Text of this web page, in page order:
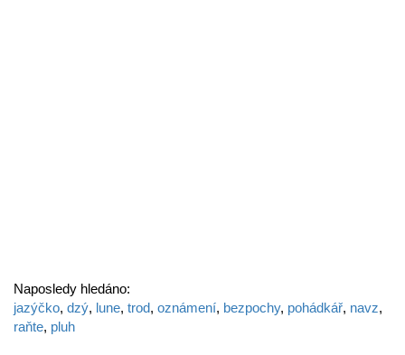
Naposledy hledáno:
jazýčko, dzý, lune, trod, oznámení, bezpochy, pohádkář, navz,
raňte, pluh